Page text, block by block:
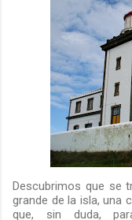
Descubrimos que se
grande de la isla, una
que, sin duda,